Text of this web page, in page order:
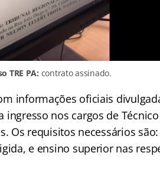
TRE PA: contrato assinado.
informações oficiais
ingresso nos cargos de
Os requisitos necessários
e ensino superior nas